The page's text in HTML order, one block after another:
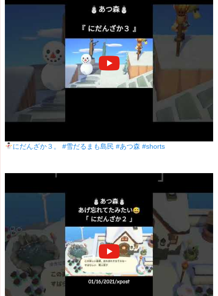
にだんざか３。 #雪だるまも島民 #あつ森 #shorts